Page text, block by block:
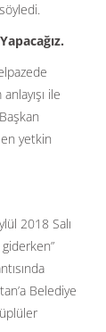
ile
en yetkin
2018 Salı
Belediye